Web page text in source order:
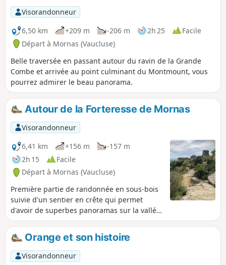
Visorandonneur
6,50 km
+209 m -206 m 2h 25
Facile
Départ à Mornas (Vaucluse)
Belle traversée en passant autour du ravin de la Grande
Combe et arrivée au point culminant du Montmount, vous
pourrez admirer le beau panorama.
Autour de la Forteresse de Mornas
Visorandonneur
6,41 km
+156 m
-157 m
2h 15
Facile
Départ à Mornas (Vaucluse)
Première partie de randonnée en sous-bois
suivie d'un sentier en crête qui permet
d'avoir de superbes panoramas sur la vallée
du Rhône. En fin de circuit, arrivée au-
dessus de la forteresse.
Orange et son histoire
Visorandonneur